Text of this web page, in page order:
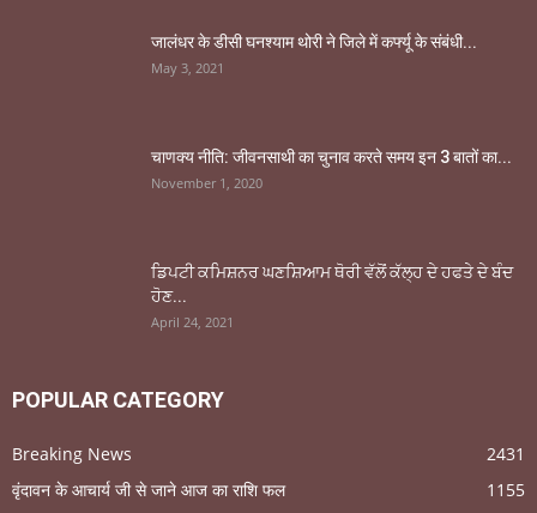
जालंधर के डीसी घनश्याम थोरी ने जिले में कर्फ्यू के संबंधी...
May 3, 2021
चाणक्य नीति: जीवनसाथी का चुनाव करते समय इन 3 बातों का...
November 1, 2020
ਡਿਪਟੀ ਕਮਿਸ਼ਨਰ ਘਣਸ਼ਿਆਮ ਥੋਰੀ ਵੱਲੋਂ ਕੱਲ੍ਹ ਦੇ ਹਫਤੇ ਦੇ ਬੰਦ
ਹੋਣ...
April 24, 2021
POPULAR CATEGORY
Breaking News
2431
वृंदावन के आचार्य जी से जाने आज का राशि फल
1155